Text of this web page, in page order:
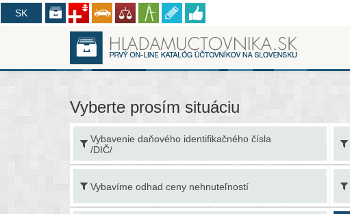
SK
CZ
Vyberte prosím situáciu
Vybavenie daňového identifikačného čísla
/DIČ/
Vybavíme odhad ceny nehnuteľností